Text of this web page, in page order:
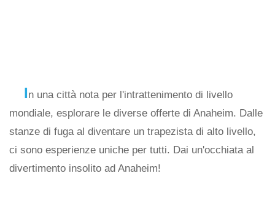
In una città nota per l'intrattenimento di livello
mondiale, esplorare le diverse offerte di Anaheim. Dalle
stanze di fuga al diventare un trapezista di alto livello,
ci sono esperienze uniche per tutti. Dai un'occhiata al
divertimento insolito ad Anaheim!